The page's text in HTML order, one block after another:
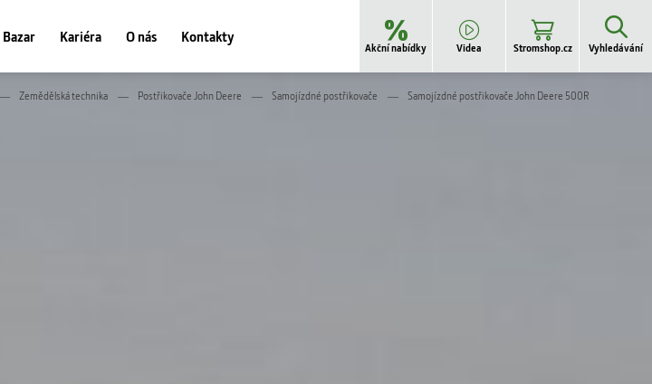
Bazar Kariéra O nás Kontakty
Akční nabídky Videa Stromshop.cz Vyhledávání
Zemědělská technika Postřikovače John Deere Samojízdné postřikovače Samojízdné postřikovače John Deere 500R